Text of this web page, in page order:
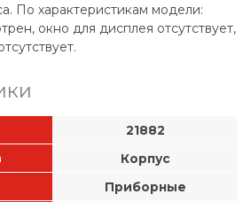
По характеристикам модели:
окно для дисплея отсутствует,
21882
Корпус
Приборные